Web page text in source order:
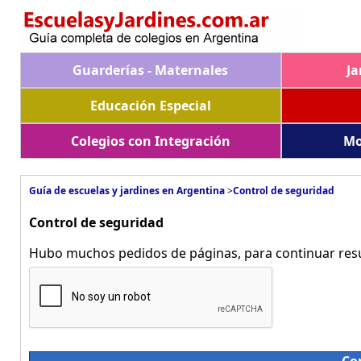
Guarderías - Maternales
Educación Especial
Colegios con Integración
Guía de escuelas y jardines en Argentina>Control de seguridad
Control de seguridad
Hubo muchos pedidos de páginas, para continuar